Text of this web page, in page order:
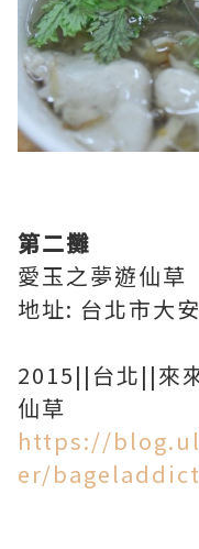
第二攤
愛玉之夢遊仙草
地址: 台北市大
2015||台北||來
仙草
https://
er/